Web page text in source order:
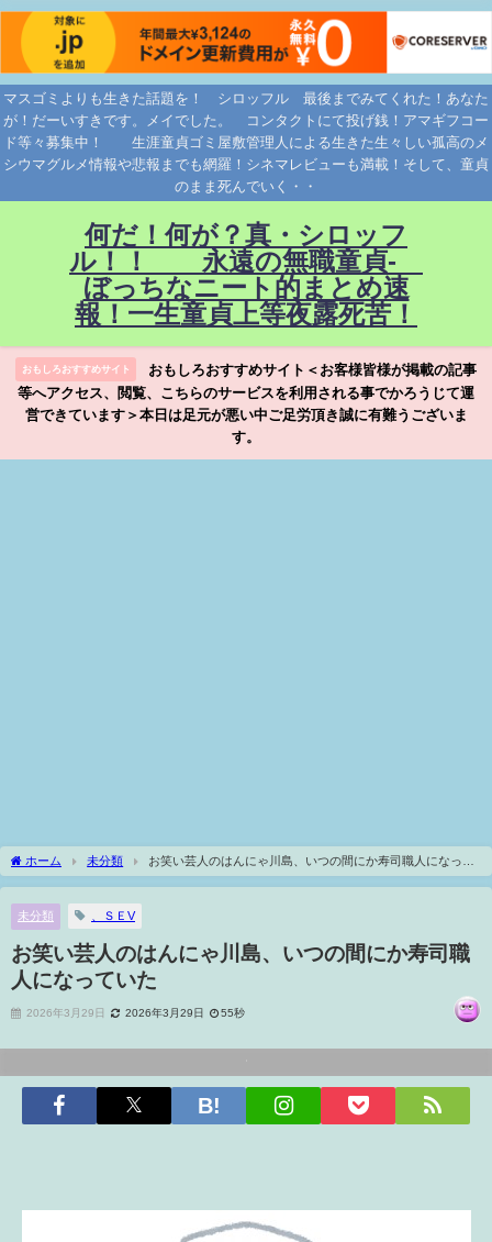
マスゴミよりも生きた話題を！ シロッフル 最後までみてくれた！あなた
が！だーいすきです。メイでした。 コンタクトにて投げ銭！アマギフコー
ド等々募集中！ 生涯童貞ゴミ屋敷管理人による生きた生々しい孤高のメ
シウマグルメ情報や悲報までも網羅！シネマレビューも満載！そして、童貞
のまま死んでいく・・
何だ！何が？真・シロッフ
ル！！ 永遠の無職童貞-
ぼっちなニート的まとめ速
報！一生童貞上等夜露死苦！
おもしろおすすめサイト
おもしろおすすめサイト＜お客様皆様が掲載の記事
等へアクセス、閲覧、こちらのサービスを利用される事でかろうじて運
営できています＞本日は足元が悪い中ご足労頂き誠に有難うございま
す。
ホーム 未分類
お笑い芸人のはんにゃ川島、いつの間にか寿司職人になって
いた
未分類 、ＳＥV
お笑い芸人のはんにゃ川島、いつの間にか寿司職
人になっていた
2026年3月29日 2026年3月29日 55秒